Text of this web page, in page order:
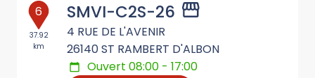
6
37.92
km
SMVI-C2S-26
4 RUE DE L'AVENIR
26140ST RAMBERT D'ALBON
Ouvert 08:00 - 17:00